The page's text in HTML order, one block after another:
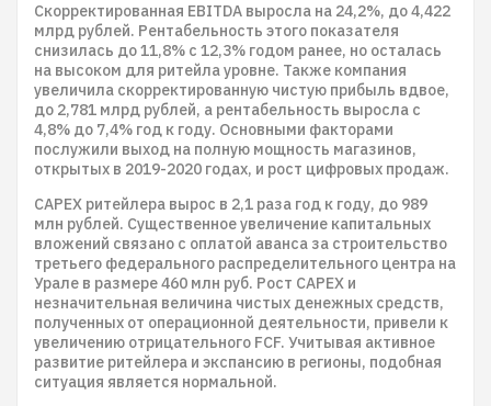
Скорректированная EBITDA выросла на 24,2%, до 4,422
млрд рублей. Рентабельность этого показателя
снизилась до 11,8% с 12,3% годом ранее, но осталась
на высоком для ритейла уровне. Также компания
увеличила скорректированную чистую прибыль вдвое,
до 2,781 млрд рублей, а рентабельность выросла с
4,8% до 7,4% год к году. Основными факторами
послужили выход на полную мощность магазинов,
открытых в 2019-2020 годах, и рост цифровых продаж.
CAPEX ритейлера вырос в 2,1 раза год к году, до 989
млн рублей. Существенное увеличение капитальных
вложений связано с оплатой аванса за строительство
третьего федерального распределительного центра на
Урале в размере 460 млн руб. Рост CAPEX и
незначительная величина чистых денежных средств,
полученных от операционной деятельности, привели к
увеличению отрицательного FCF. Учитывая активное
развитие ритейлера и экспансию в регионы, подобная
ситуация является нормальной.